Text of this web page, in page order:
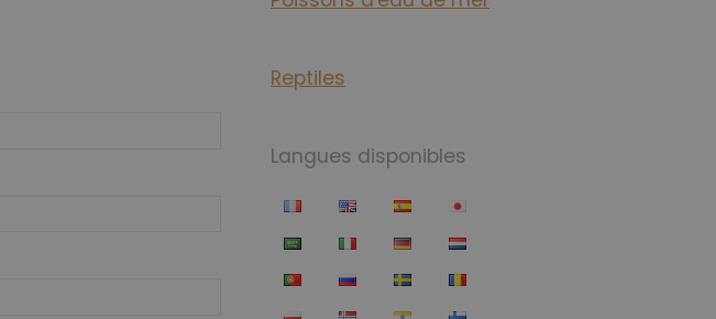
Reptiles
Langues disponibles